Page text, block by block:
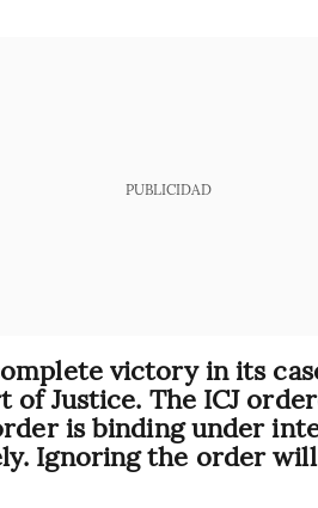
PUBLICIDAD
victory in its
of Justice. The ICJ
is binding under
Ignoring the order will